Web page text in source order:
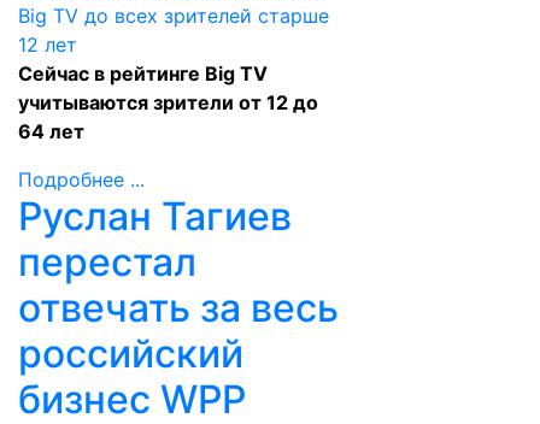
Сейчас в рейтинге Big TV
учитываются зрители от 12 до
64 лет
Подробнее ...
Руслан Тагиев
перестал
отвечать за весь
российский
бизнес WPP